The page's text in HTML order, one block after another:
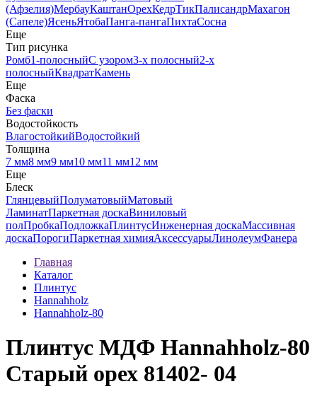
(Афзелия)МербауКаштанОрехКедрТикПалисандрМахагон
(Сапеле)ЯсеньЯтобаПанга-пангаПихтаСосна
Еще
Тип рисунка
Ромб1-полосныйС узором3-х полосный2-х
полосныйКвадратКамень
Еще
Фаска
Без фаски
Водостойкость
ВлагостойкийВодостойкий
Толщина
7 мм8 мм9 мм10 мм11 мм12 мм
Еще
Блеск
ГлянцевыйПолуматовыйМатовый
ЛаминатПаркетная доскаВиниловый
полПробкаПодложкаПлинтусИнженерная доскаМассивная
доскаПорогиПаркетная химияАксессуарыЛинолеумФанера
Главная
Каталог
Плинтус
Hannahholz
Hannahholz-80
Плинтус МДФ Hannahholz-80
Старый орех 81402- 04